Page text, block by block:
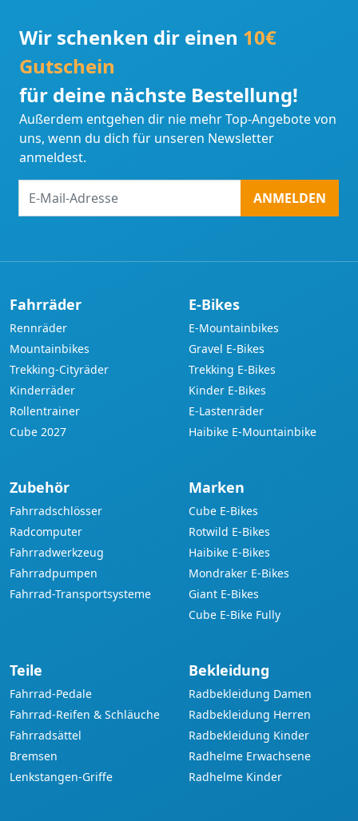
Wir schenken dir einen 10€
Gutschein
für deine nächste Bestellung!
Außerdem entgehen dir nie mehr Top-Angebote von
uns, wenn du dich für unseren Newsletter
anmeldest.
Mail-
ANMELDEN
Fahrräder
Rennräder
Mountainbikes
Trekking-Cityräder
Kinderräder
Rollentrainer
Cube 2027
E-Bikes
E-Mountainbikes
Gravel E-Bikes
Trekking E-Bikes
Kinder E-Bikes
E-Lastenräder
Haibike E-Mountainbike
Zubehör
Fahrradschlösser
Radcomputer
Fahrradwerkzeug
Fahrradpumpen
Fahrrad-Transportsysteme
Marken
Cube E-Bikes
Rotwild E-Bikes
Haibike E-Bikes
Mondraker E-Bikes
Giant E-Bikes
Cube E-Bike Fully
Teile
Fahrrad-Pedale
Fahrrad-Reifen & Schläuche
Fahrradsättel
Bremsen
Lenkstangen-Griffe
Bekleidung
Radbekleidung Damen
Radbekleidung Herren
Radbekleidung Kinder
Radhelme Erwachsene
Radhelme Kinder